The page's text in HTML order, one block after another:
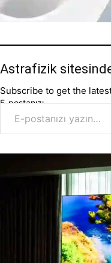
Astrafizik
Subscribe to get the
E-